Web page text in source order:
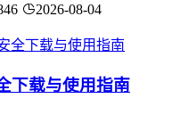
2026-08-04
下载与使用指南